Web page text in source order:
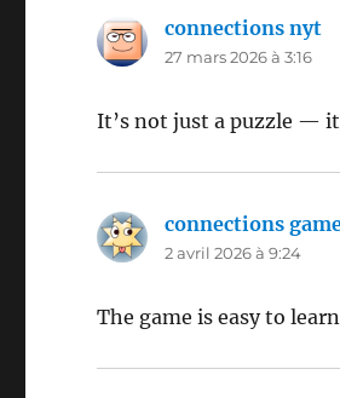
connections nyt
27 mars 2026 à 3:16
It’s not just a puzzle —
connections
2 avril 2026 à 9:24
The game is easy to